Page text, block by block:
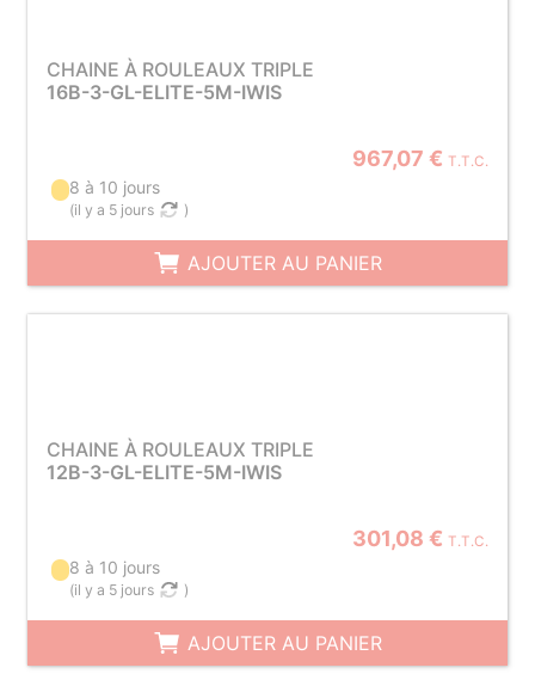
CHAINE À ROULEAUX TRIPLE
16B-3-GL-ELITE-5M-IWIS
967,07 € T.T.C.
8 à 10 jours
(il y a 5 jours )
AJOUTER AU PANIER
CHAINE À ROULEAUX TRIPLE
12B-3-GL-ELITE-5M-IWIS
301,08 € T.T.C.
8 à 10 jours
(il y a 5 jours )
AJOUTER AU PANIER